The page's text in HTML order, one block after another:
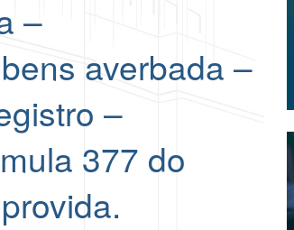
–
averbada –
–
377 do